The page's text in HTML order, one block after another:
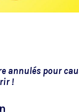
annulés pour
!